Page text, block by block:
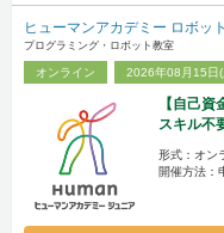
ヒューマンアカデミー ロボッ
プログラミング・ロボット教室
オンライン 2026年08月15日(
【自己
スキル不
形式：オン
開催方法：